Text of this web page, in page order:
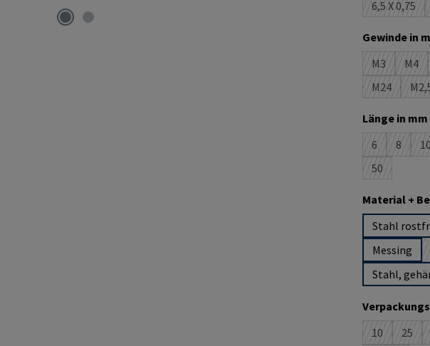
6,5 X 0,75
(Diese
Gewinde in
M3
(Diese
M4
M24
(Diese
Länge in mm
6
(Diese
8
(Diese
10
50
(Diese
Material +
Stahl
Messing
Stahl,
10
(Diese
25